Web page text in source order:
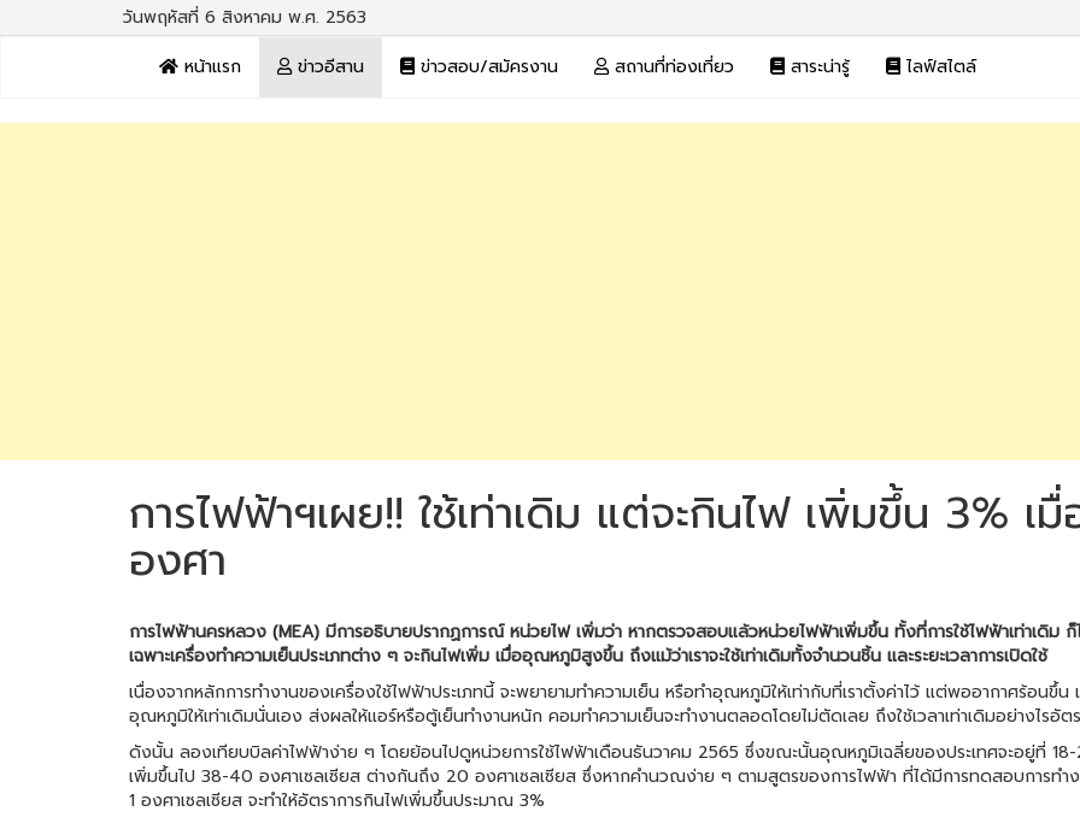
วันพฤหัสที่ 6 สิงหาคม พ.ศ. 2563
หน้าแรก
ข่าวอีสาน ข่าวสอบ/สมัครงาน สถานที่ท่องเที่ยว สาระน่ารู้ ไลฟ์สไตล์
การไฟฟ้าฯเผย!! ใช้เท่าเดิม แต่จะกินไฟ เพิ่มขึ้น 3% เ
องศา
การไฟฟ้านครหลวง (MEA) มีการอธิบายปรากฏการณ์ หน่วยไฟ เพิ่มว่า หากตรวจสอบแล้วหน่วยไฟฟ้าเพิ่มขึ้น ทั้งที่การใช้ไฟฟ้าเท่าเดิม ก็
เฉพาะเครื่องทำความเย็นประเภทต่าง ๆ จะกินไฟเพิ่ม เมื่ออุณหภูมิสูงขึ้น ถึงแม้ว่าเราจะใช้เท่าเดิมทั้งจำนวนชิ้น และระยะเวลาการเปิดใช้
เนื่องจากหลักการทำงานของเครื่องใช้ไฟฟ้าประเภทนี้ จะพยายามทำความเย็น หรือทำอุณหภูมิให้เท่ากับที่เราตั้งค่าไว้ แต่พออากาศร้อนขึ้
อุณหภูมิให้เท่าเดิมนั่นเอง ส่งผลให้แอร์หรือตู้เย็นทำงานหนัก คอมทำความเย็นจะทำงานตลอดโดยไม่ตัดเลย ถึงใช้เวลาเท่าเดิมอย่างไรอัต
ดังนั้น ลองเทียบบิลค่าไฟฟ้าง่าย ๆ โดยย้อนไปดูหน่วยการใช้ไฟฟ้าเดือนธันวาคม 2565 ซึ่งขณะนั้นอุณหภูมิเฉลี่ยของประเทศจะอยู่ที่
เพิ่มขึ้นไป 38-40 องศาเซลเซียส ต่างกันถึง 20 องศาเซลเซียส ซึ่งหากคำนวณง่าย ๆ ตามสูตรของการไฟฟ้า ที่ได้มีการทดสอบการ
1 องศาเซลเซียส จะทำให้อัตราการกินไฟเพิ่มขึ้นประมาณ 3%